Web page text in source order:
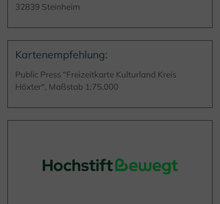
32839 Steinheim
Kartenempfehlung:
Public Press "Freizeitkarte Kulturland Kreis
Höxter", Maßstab 1:75.000